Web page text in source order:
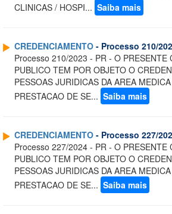
CLINICAS / HOSPI... Saiba mais
CREDENCIAMENTO - Processo 210/
Processo 210/2023 - PR - O PRESENTE
PUBLICO TEM POR OBJETO O
PESSOAS JURIDICAS DA AREA
PRESTACAO DE SE... Saiba mais
CREDENCIAMENTO - Processo 227/
Processo 227/2024 - PR - O PRESENTE
PUBLICO TEM POR OBJETO O
PESSOAS JURIDICAS DA AREA
PRESTACAO DE SE... Saiba mais